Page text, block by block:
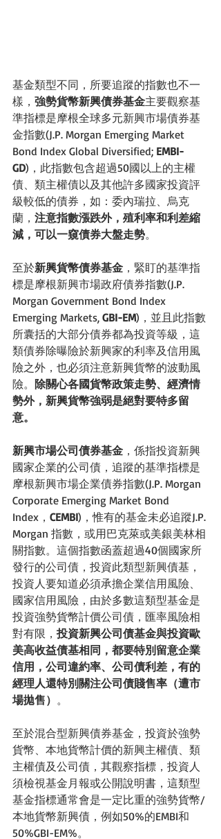
基金類型不同，所要追蹤的指數也不一
樣， 強勢貨幣新興債券基金主要觀察基
準指標是摩根全球多元新興市場債券基
金指數(J.P. Morgan Emerging Market
Bond Index Global Diversified; EMBI-
GD)，此指數包含超過50國以上的主權
債、類主權債以及其他許多國家投資評
級較低的債券，如：委內瑞拉、烏克
蘭， 注意指數漲跌外，殖利率和利差縮
減，可以一窺債券大盤走勢。
至於新興貨幣債券基金 ，緊盯的基準指
標是摩根新興市場政府債券指數(J.P.
Morgan Government Bond Index
Emerging Markets, GBI-EM)，並且此指數
所囊括的大部分債券都為投資等級，這
類債券除曝險於新興家的利率及信用風
險之外，也必須注意新興貨幣的波動風
險。 除關心各國貨幣政策走勢、經濟情
勢外，新興貨幣強弱是絕對要特多留
意。
新興市場公司債券基金 ，係指投資新興
國家企業的公司債，追蹤的基準指標是
摩根新興市場企業債券指數(J.P. Morgan
Corporate Emerging Market Bond
Index， CEMBI)，惟有的基金未必追蹤J.P.
Morgan 指數，或用巴克萊或美銀美林相
關指數。這個指數函蓋超過40個國家所
發行的公司債，投資此類型新興債基，
投資人要知道必須承擔企業信用風險、
國家信用風險，由於多數這類型基金是
投資強勢貨幣計價公司債，匯率風險相
對有限， 投資新興公司債基金與投資歐
美高收益債基相同，都要特別留意企業
信用，公司違約率、公司債利差，有的
經理人還特別關注公司債賤售率（遭市
場拋售） 。
至於混合型新興債券基金，投資於強勢
貨幣、本地貨幣計價的新興主權債、類
主權債及公司債，其觀察指標，投資人
須檢視基金月報或公開說明書，這類型
基金指標通常會是一定比重的強勢貨幣/
本地貨幣新興債，例如50%的EMBI和
50%GBI-EM%。